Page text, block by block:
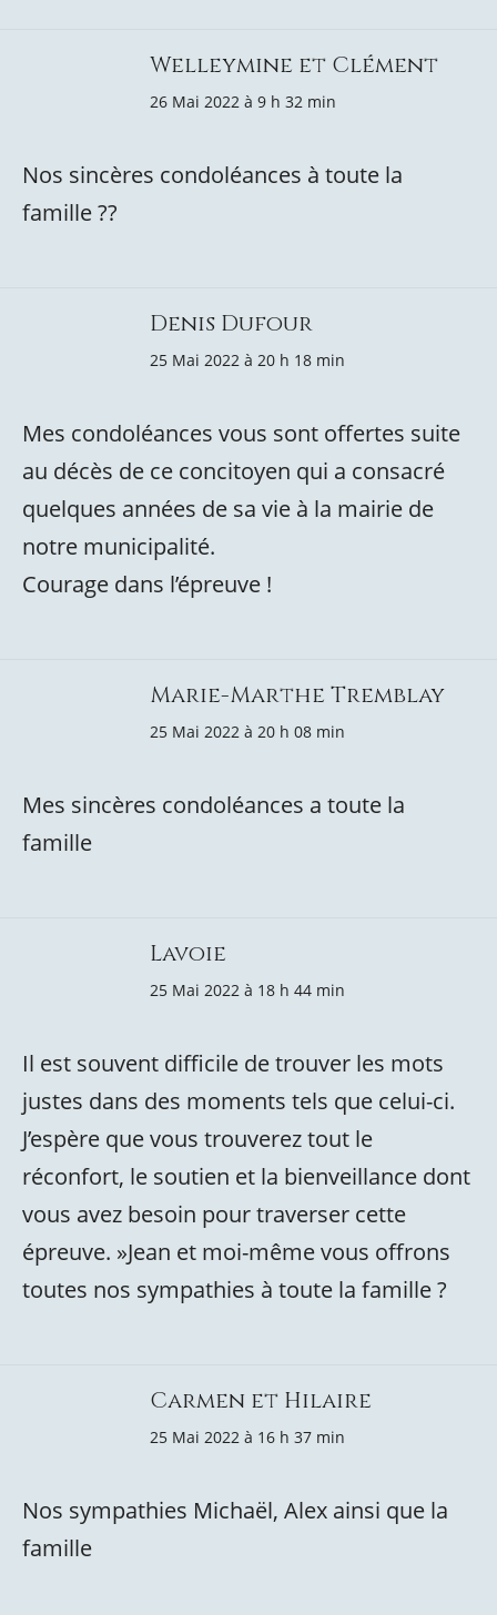
Welleymine et Clément
26 Mai 2022 à 9 h 32 min
Nos sincères condoléances à toute la
famille ??
Denis Dufour
25 Mai 2022 à 20 h 18 min
Mes condoléances vous sont offertes suite
au décès de ce concitoyen qui a consacré
quelques années de sa vie à la mairie de
notre municipalité.
Courage dans l’épreuve !
Marie-Marthe Tremblay
25 Mai 2022 à 20 h 08 min
Mes sincères condoléances a toute la
famille
Lavoie
25 Mai 2022 à 18 h 44 min
Il est souvent difficile de trouver les mots
justes dans des moments tels que celui-ci.
J’espère que vous trouverez tout le
réconfort, le soutien et la bienveillance dont
vous avez besoin pour traverser cette
épreuve. »Jean et moi-même vous offrons
toutes nos sympathies à toute la famille ?
Carmen et Hilaire
25 Mai 2022 à 16 h 37 min
Nos sympathies Michaël, Alex ainsi que la
famille